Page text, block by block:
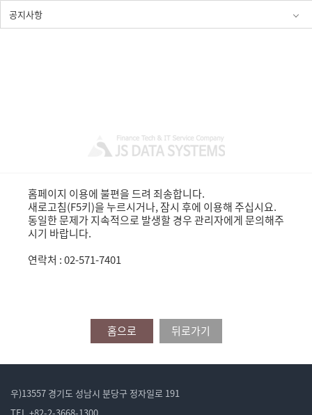
공지사항
홈페이지 이용에 불편을 드려 죄송합니다.
새로고침(F5키)을 누르시거나, 잠시 후에 이용해 주십시요.
동일한 문제가 지속적으로 발생할 경우 관리자에게 문의해주
시기 바랍니다.
연락처 : 02-571-7401
홈으로 뒤로가기
우)13557 경기도 성남시 분당구 정자일로 191